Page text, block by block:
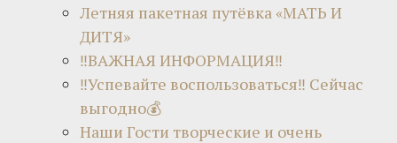
Летняя пакетная путёвка «МАТЬ И
ДИТЯ»
‼ВАЖНАЯ ИНФОРМАЦИЯ‼
‼Успевайте воспользоваться‼ Сейчас
выгодно💰
Наши Гости творческие и очень